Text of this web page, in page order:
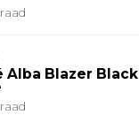
Alba Blazer Black